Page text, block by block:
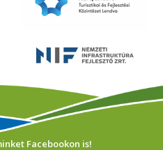
Facebookon is!